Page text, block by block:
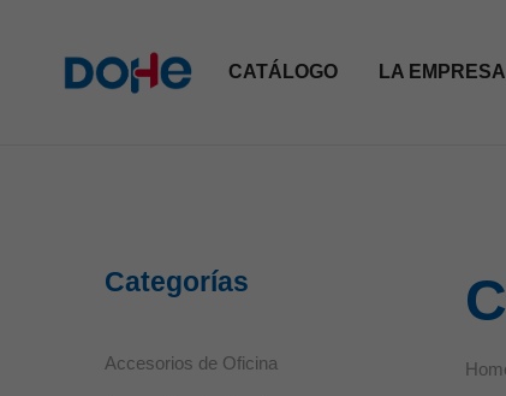
CATÁLOGO LA EMPRESA
Categorías
Accesorios de Oficina